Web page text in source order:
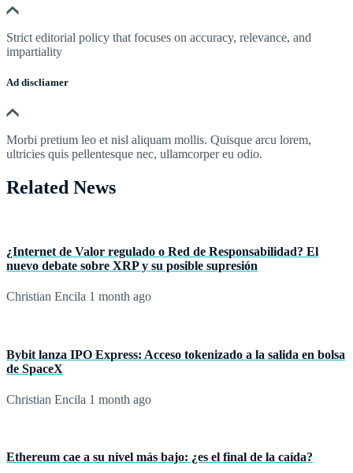
Strict editorial policy that focuses on accuracy, relevance, and
impartiality
Ad discliamer
Morbi pretium leo et nisl aliquam mollis. Quisque arcu lorem,
ultricies quis pellentesque nec, ullamcorper eu odio.
Related News
¿Internet de Valor regulado o Red de Responsabilidad? El
nuevo debate sobre XRP y su posible supresión
Christian Encila 1 month ago
Bybit lanza IPO Express: Acceso tokenizado a la salida en bolsa
de SpaceX
Christian Encila 1 month ago
Ethereum cae a su nivel más bajo: ¿es el final de la caída?